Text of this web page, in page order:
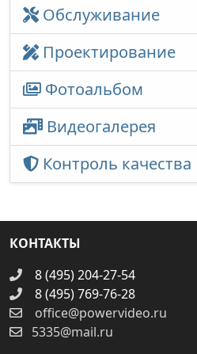
Обслуживание
Проектирование
Фотоальбом
Видеогалерея
Контроль качества
КОНТАКТЫ
8 (495) 204-27-54
8 (495) 769-76-28
office@powervideo.ru
5335@mail.ru